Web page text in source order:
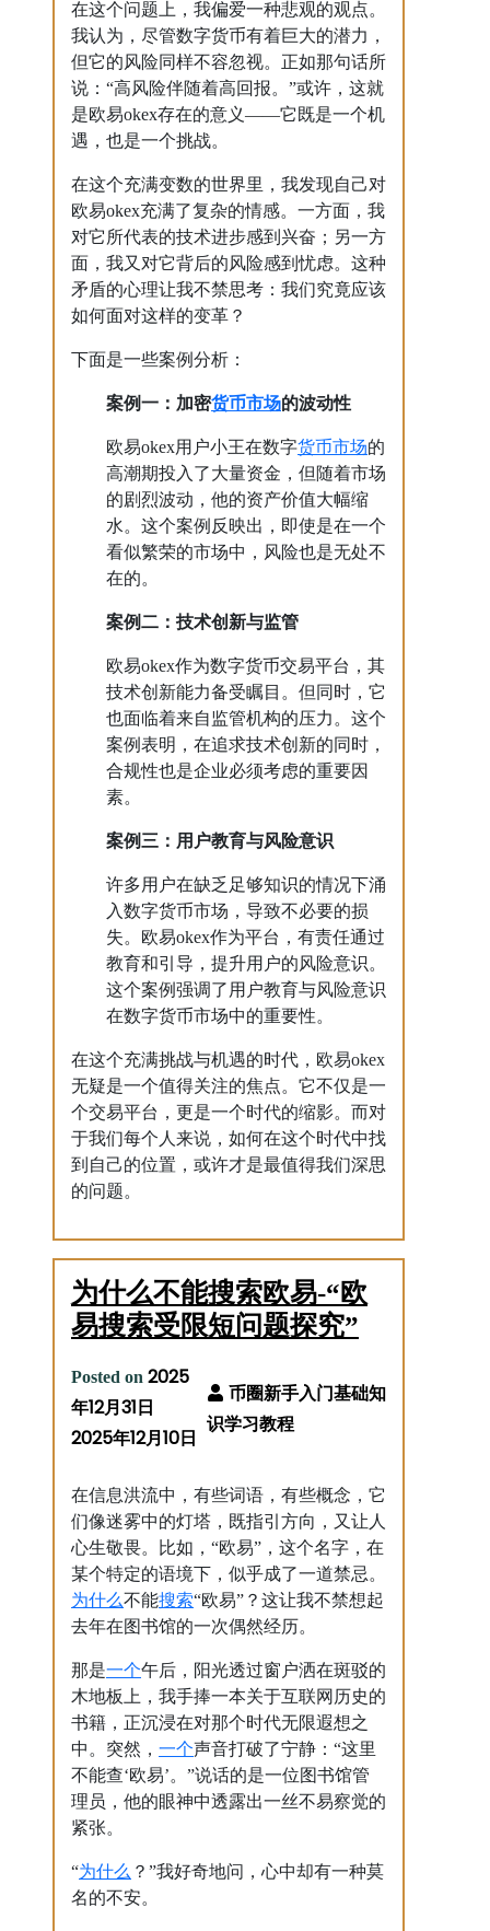
在这个问题上，我偏爱一种悲观的观点。
我认为，尽管数字货币有着巨大的潜力，
但它的风险同样不容忽视。正如那句话所
说：“高风险伴随着高回报。”或许，这就
是欧易okex存在的意义——它既是一个机
遇，也是一个挑战。
在这个充满变数的世界里，我发现自己对
欧易okex充满了复杂的情感。一方面，我
对它所代表的技术进步感到兴奋；另一方
面，我又对它背后的风险感到忧虑。这种
矛盾的心理让我不禁思考：我们究竟应该
如何面对这样的变革？
下面是一些案例分析：
案例一：加密货币市场的波动性
欧易okex用户小王在数字货币市场的
高潮期投入了大量资金，但随着市场
的剧烈波动，他的资产价值大幅缩
水。这个案例反映出，即使是在一个
看似繁荣的市场中，风险也是无处不
在的。
案例二：技术创新与监管
欧易okex作为数字货币交易平台，其
技术创新能力备受瞩目。但同时，它
也面临着来自监管机构的压力。这个
案例表明，在追求技术创新的同时，
合规性也是企业必须考虑的重要因
素。
案例三：用户教育与风险意识
许多用户在缺乏足够知识的情况下涌
入数字货币市场，导致不必要的损
失。欧易okex作为平台，有责任通过
教育和引导，提升用户的风险意识。
这个案例强调了用户教育与风险意识
在数字货币市场中的重要性。
在这个充满挑战与机遇的时代，欧易okex
无疑是一个值得关注的焦点。它不仅是一
个交易平台，更是一个时代的缩影。而对
于我们每个人来说，如何在这个时代中找
到自己的位置，或许才是最值得我们深思
的问题。
为什么不能搜索欧易-“欧
易搜索受限短问题探究”
Posted on 2025
年12月31日
2025年12月10日
在信息洪流中，有些词语，有些概念，它
们像迷雾中的灯塔，既指引方向，又让人
心生敬畏。比如，“欧易”，这个名字，在
某个特定的语境下，似乎成了一道禁忌。
为什么不能搜索“欧易”？这让我不禁想起
去年在图书馆的一次偶然经历。
那是一个午后，阳光透过窗户洒在斑驳的
木地板上，我手捧一本关于互联网历史的
书籍，正沉浸在对那个时代无限遐想之
中。突然， 一个声音打破了宁静：“这里
不能查‘欧易’。”说话的是一位图书馆管
理员，他的眼神中透露出一丝不易察觉的
紧张。
“为什么 ？”我好奇地问，心中却有一种莫
名的不安。